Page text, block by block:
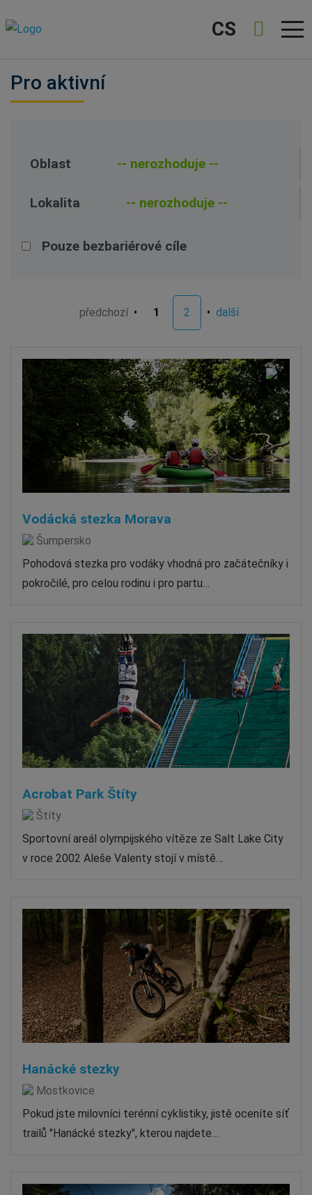
CS
Pro aktivní
Oblast
Lokalita
Pouze bezbariérové cíle
předchozí• 1 2 • další
Vodácká stezka Morava
Šumpersko
Pohodová stezka pro vodáky vhodná pro začátečníky i
pokročilé, pro celou rodinu i pro partu…
Acrobat Park Štíty
Štíty
Sportovní areál olympijského vítěze ze Salt Lake City
v roce 2002 Aleše Valenty stojí v místě…
Hanácké stezky
Mostkovice
Pokud jste milovníci terénní cyklistiky, jistě oceníte síť
trailů "Hanácké stezky", kterou najdete…